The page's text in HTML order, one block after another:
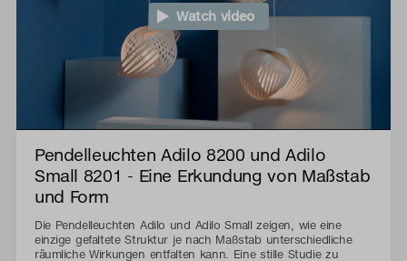
Watch video
Pendelleuchten Adilo 8200 und Adilo
Small 8201 - Eine Erkundung von Maßstab
und Form
Die Pendelleuchten Adilo und Adilo Small zeigen, wie eine
einzige gefaltete Struktur je nach Maßstab unterschiedliche
räumliche Wirkungen entfalten kann. Eine stille Studie zu